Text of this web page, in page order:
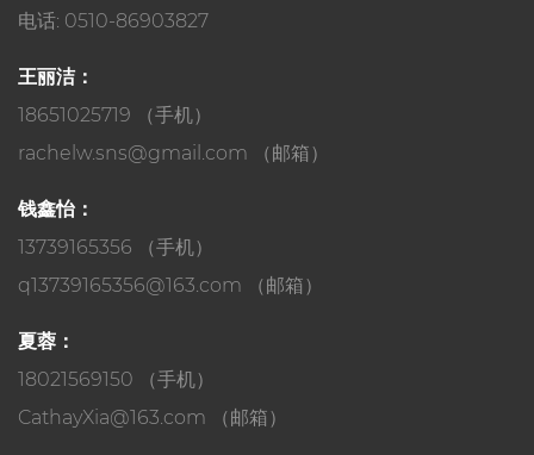
电话: 0510-86903827
王丽洁：
18651025719 （手机）
rachelw.sns@gmail.com （邮箱）
钱鑫怡：
13739165356 （手机）
q13739165356@163.com （邮箱）
夏蓉：
18021569150 （手机）
CathayXia@163.com （邮箱）